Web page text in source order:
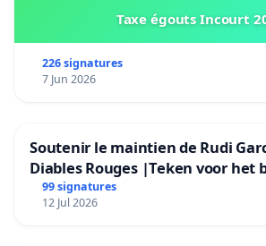
Taxe égouts Incourt
226 signatures
7 Jun 2026
Soutenir le maintien de Rudi
Diables Rouges |Teken voor het
Rudi Garcia als bondscoach
99 signatures
12 Jul 2026